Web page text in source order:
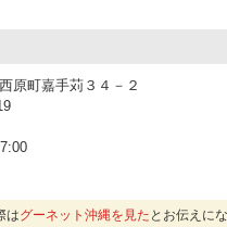
原町嘉手苅３４－２
はグーネット沖縄を見た とお伝えに